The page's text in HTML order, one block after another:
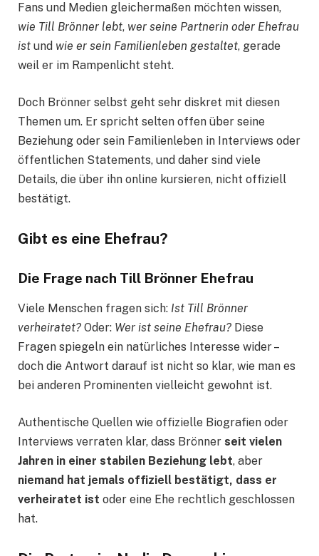
Fans und Medien gleichermaßen möchten wissen,
wie Till Brönner lebt, wer seine Partnerin oder Ehefrau
ist und wie er sein Familienleben gestaltet, gerade
weil er im Rampenlicht steht.
Doch Brönner selbst geht sehr diskret mit diesen
Themen um. Er spricht selten offen über seine
Beziehung oder sein Familienleben in Interviews oder
öffentlichen Statements, und daher sind viele
Details, die über ihn online kursieren, nicht offiziell
bestätigt.
Gibt es eine Ehefrau?
Die Frage nach Till Brönner Ehefrau
Viele Menschen fragen sich: Ist Till Brönner
verheiratet? Oder: Wer ist seine Ehefrau? Diese
Fragen spiegeln ein natürliches Interesse wider –
doch die Antwort darauf ist nicht so klar, wie man es
bei anderen Prominenten vielleicht gewohnt ist.
Authentische Quellen wie offizielle Biografien oder
Interviews verraten klar, dass Brönner seit vielen
Jahren in einer stabilen Beziehung lebt, aber
niemand hat jemals offiziell bestätigt, dass er
verheiratet ist oder eine Ehe rechtlich geschlossen
hat.